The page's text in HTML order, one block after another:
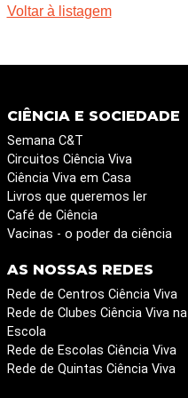
Voltar à listagem
CIÊNCIA E SOCIEDADE
Semana C&T
Circuitos Ciência Viva
Ciência Viva em Casa
Livros que queremos ler
Café de Ciência
Vacinas - o poder da ciência
AS NOSSAS REDES
Rede de Centros Ciência Viva
Rede de Clubes Ciência Viva na
Escola
Rede de Escolas Ciência Viva
Rede de Quintas Ciência Viva